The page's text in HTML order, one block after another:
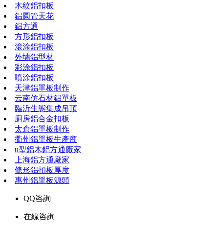
木紋鋁扣板
鋁圓管天花
鋁方通
方形鋁扣板
滾涂鋁扣板
外墻鋁型材
彩涂鋁扣板
噴涂鋁扣板
天津鋁單板制作
云南仿石材鋁單板
臨沂生態集成吊頂
廚房鋁合金扣板
太倉鋁單板制作
衢州鋁單板生產商
u型鋁木鋁方通廠家
上海鋁方通廠家
條形鋁扣板厚度
惠州鋁單板源頭
QQ咨詢
在線咨詢